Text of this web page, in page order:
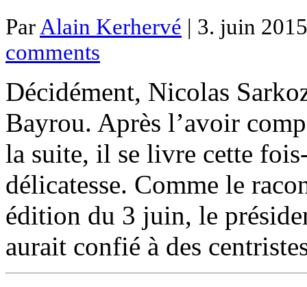
Par Alain Kerhervé | 3. juin
comments
Décidément, Nicolas
Bayrou. Après l’avoir
la suite, il se livre cette
délicatesse. Comme le
édition du 3 juin, le
aurait confié à des